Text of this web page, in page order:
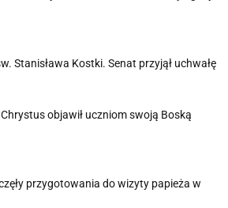
Stanisława Kostki. Senat przyjął uchwałę
objawił uczniom swoją Boską
przygotowania do wizyty papieża w